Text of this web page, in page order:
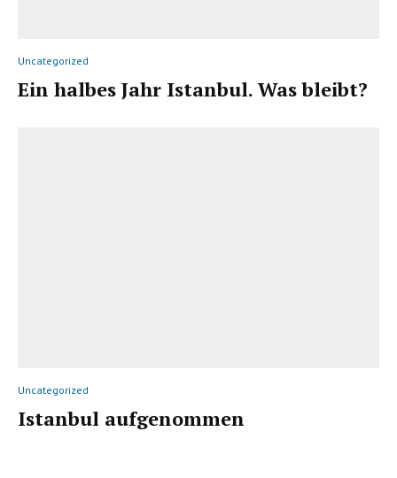
Uncategorized
Ein halbes Jahr Istanbul. Was bleibt?
Uncategorized
Istanbul aufgenommen